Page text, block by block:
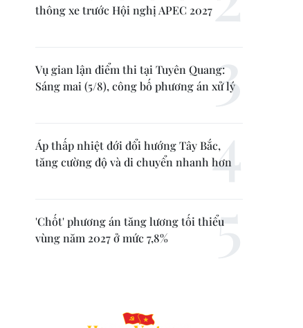
thông xe trước Hội nghị APEC 2027
Vụ gian lận điểm thi tại Tuyên Quang:
Sáng mai (5/8), công bố phương án xử lý
Áp thấp nhiệt đới đổi hướng Tây Bắc,
tăng cường độ và di chuyển nhanh hơn
'Chốt' phương án tăng lương tối thiểu
vùng năm 2027 ở mức 7,8%